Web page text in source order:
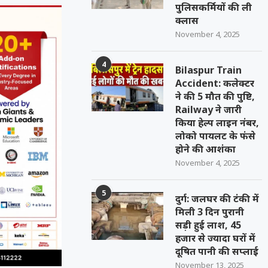
पुलिसकर्मियों की ली
क्लास
November 4, 2025
4
Bilaspur Train
Accident: कलेक्टर
ने की 5 मौत की पुष्टि,
Railway ने जारी
किया हेल्प लाइन नंबर,
लोको पायलट के फंसे
होने की आशंका
November 4, 2025
5
दुर्ग: जलघर की टंकी में
मिली 3 दिन पुरानी
सड़ी हुई लाश, 45
हजार से ज्यादा घरों में
दूषित पानी की सप्लाई
November 13, 2025